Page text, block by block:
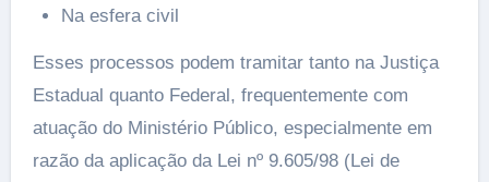
Na esfera civil
Esses processos podem tramitar tanto na Justiça
Estadual quanto Federal, frequentemente com
atuação do Ministério Público, especialmente em
razão da aplicação da Lei nº 9.605/98 (Lei de